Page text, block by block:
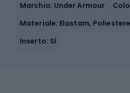
Marchio: Under Armour
Materiale: Elastam, Poliestere
Inserto: Sì